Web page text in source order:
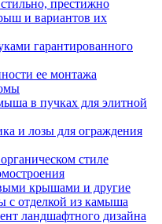
престижно
и вариантов их
гарантированного
ее монтажа
в пучках для элитной
и лозы для ограждения
стиле
крышами и другие
с отделкой из камыша
ландшафтного дизайна